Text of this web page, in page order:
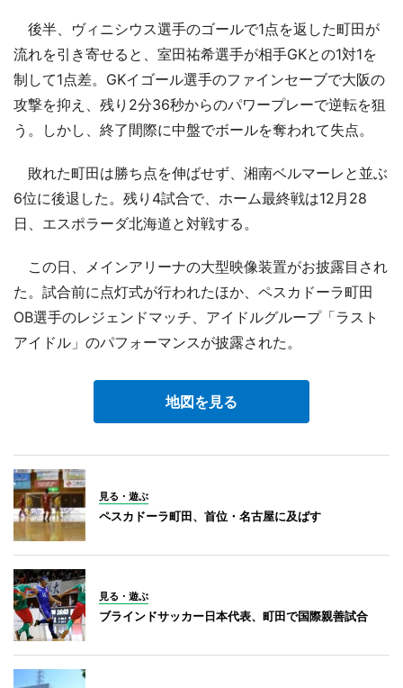
後半、ヴィニシウス選手のゴールで1点を返した町田が
流れを引き寄せると、室田祐希選手が相手GKとの1対1を
制して1点差。GKイゴール選手のファインセーブで大阪の
攻撃を抑え、残り2分36秒からのパワープレーで逆転を狙
う。しかし、終了間際に中盤でボールを奪われて失点。
敗れた町田は勝ち点を伸ばせず、湘南ベルマーレと並ぶ
6位に後退した。残り4試合で、ホーム最終戦は12月28
日、エスポラーダ北海道と対戦する。
この日、メインアリーナの大型映像装置がお披露目され
た。試合前に点灯式が行われたほか、ペスカドーラ町田
OB選手のレジェンドマッチ、アイドルグループ「ラスト
アイドル」のパフォーマンスが披露された。
地図を見る
見る・遊ぶ
ペスカドーラ町田、首位・名古屋に及ばす
見る・遊ぶ
ブラインドサッカー日本代表、町田で国際親善試合